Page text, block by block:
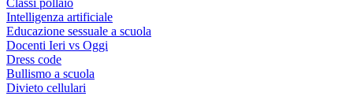
Classi pollaio
Intelligenza artificiale
Educazione sessuale a scuola
Docenti Ieri vs Oggi
Dress code
Bullismo a scuola
Divieto cellulari